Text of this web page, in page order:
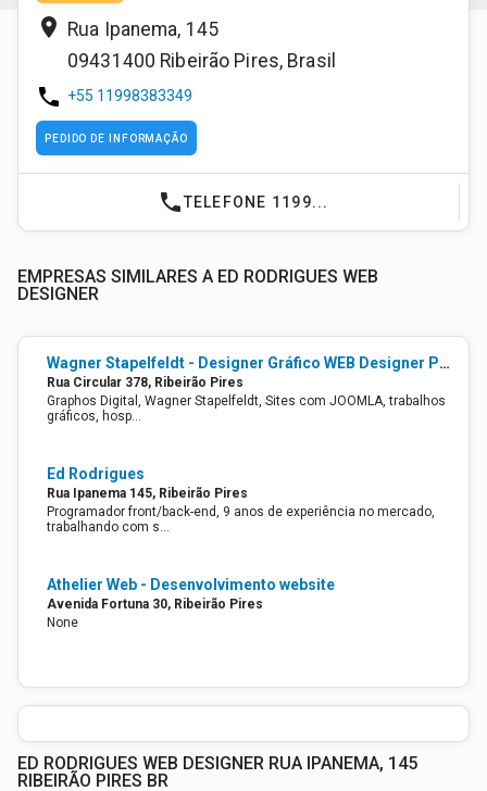
place Rua Ipanema, 145
09431400 Ribeirão Pires, Brasil
phone +55 11998383349
PEDIDO DE INFORMAÇÃO
phoneTELEFONE 1199...
EMPRESAS SIMILARES A ED RODRIGUES WEB
DESIGNER
Wagner Stapelfeldt - Designer Gráfico WEB Designer Programador
Rua Circular 378, Ribeirão Pires
Graphos Digital, Wagner Stapelfeldt, Sites com JOOMLA, trabalhos
gráficos, hosp…
Ed Rodrigues
Rua Ipanema 145, Ribeirão Pires
Programador front/back-end, 9 anos de experiência no mercado,
trabalhando com s…
Athelier Web - Desenvolvimento website
Avenida Fortuna 30, Ribeirão Pires
None
ED RODRIGUES WEB DESIGNER RUA IPANEMA, 145
RIBEIRÃO PIRES BR